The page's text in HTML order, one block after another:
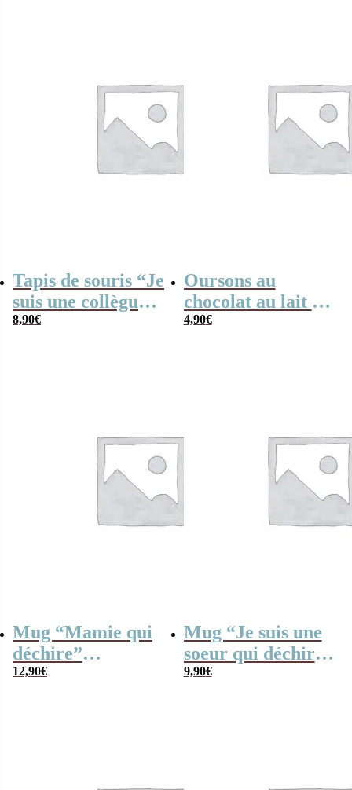
Tapis de souris “Je
suis une collègue
qui déchire” –
8,90€
Oursons au
chocolat au lait x3
“Je suis une soeur
4,90€
Mug “Mamie qui
déchire”
personnalisable et
12,90€
Mug “Je suis une
soeur qui déchire”
– Cadeau soeur
9,90€